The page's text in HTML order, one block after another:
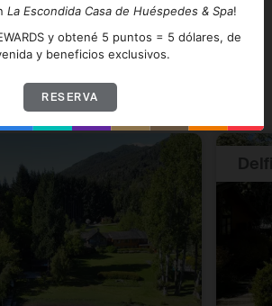
La Escondida Casa de Huéspedes & Spa!
y obtené 5 puntos = 5 dólares, de
y beneficios exclusivos.
RESERVA
al visitarnos